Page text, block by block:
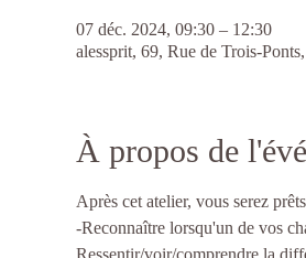
07 déc. 2024, 09:30 – 12:30
alessprit, 69, Rue de Trois-
À propos de
Après cet atelier, vous serez
-Reconnaître lorsqu'un de vos
Ressentir/voir/comprendre la